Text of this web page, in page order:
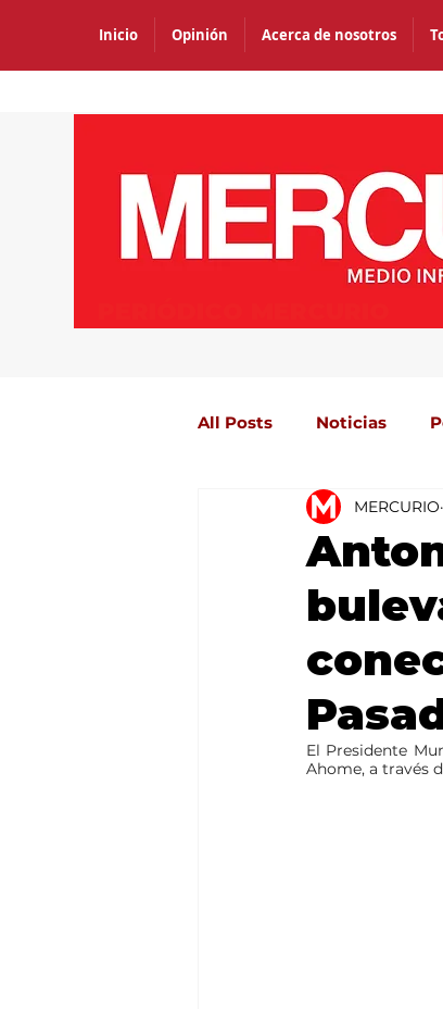
Inicio Opinión Acerca de nosotros
All Posts Noticias
Agricultura México
MERCURIO
El Presidente
Ahome, a través